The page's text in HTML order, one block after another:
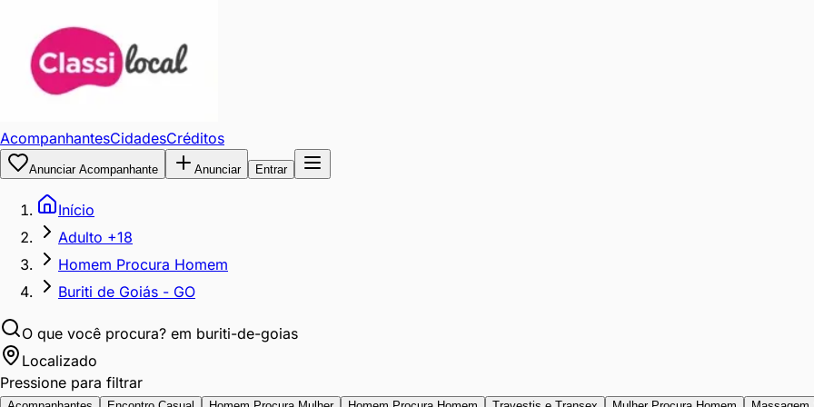
AcompanhantesCidadesCréditos
Anunciar Acompanhante Anunciar Entrar
Início
Adulto +18
Homem Procura Homem
Buriti de Goiás - GO
O que você procura? em buriti-de-goias
Localizado
Pressione para filtrar